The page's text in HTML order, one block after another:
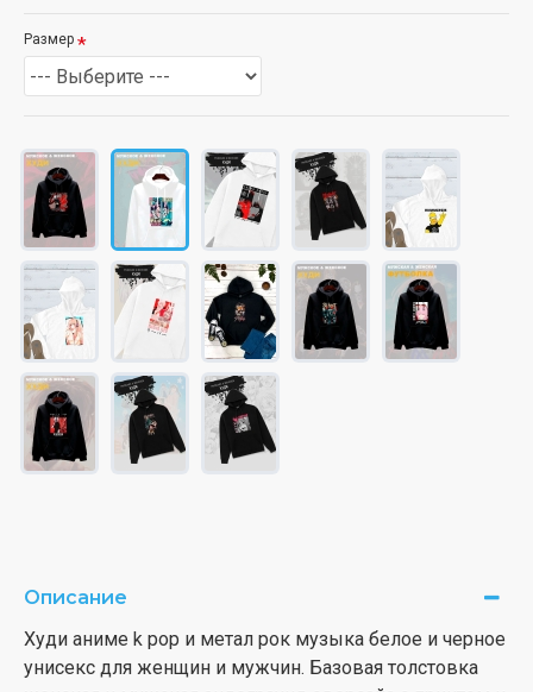
Размер
Описание
Худи аниме k pop и метал рок музыка белое и черное
унисекс для женщин и мужчин. Базовая толстовка